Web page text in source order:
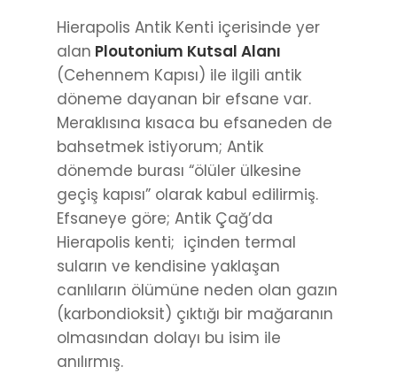
Hierapolis Antik Kenti içerisinde yer
alan Ploutonium Kutsal Alanı
(Cehennem Kapısı) ile ilgili antik
döneme dayanan bir efsane var.
Meraklısına kısaca bu efsaneden de
bahsetmek istiyorum; Antik
dönemde burası “ölüler ülkesine
geçiş kapısı” olarak kabul edilirmiş.
Efsaneye göre; Antik Çağ’da
Hierapolis kenti; içinden termal
suların ve kendisine yaklaşan
canlıların ölümüne neden olan gazın
(karbondioksit) çıktığı bir mağaranın
olmasından dolayı bu isim ile
anılırmış.